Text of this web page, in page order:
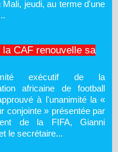
Mali, jeudi, au terme d'une
CAF renouvelle sa
exécutif de la
africaine de football
à l'unanimité la «
conjointe » présentée par
de la FIFA, Gianni
le secrétaire...